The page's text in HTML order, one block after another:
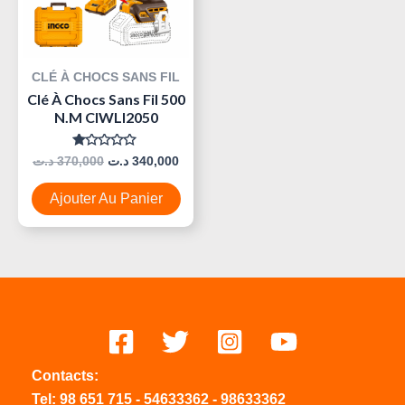
CLÉ À CHOCS SANS FIL
Clé À Chocs Sans Fil 500
N.m CIWLI2050
Note
0
Sur
5
370,000 د.ت 340,000 د.ت
Ajouter Au Panier
Contacts:
Tel: 98 651 715 - 54633362 - 98633362